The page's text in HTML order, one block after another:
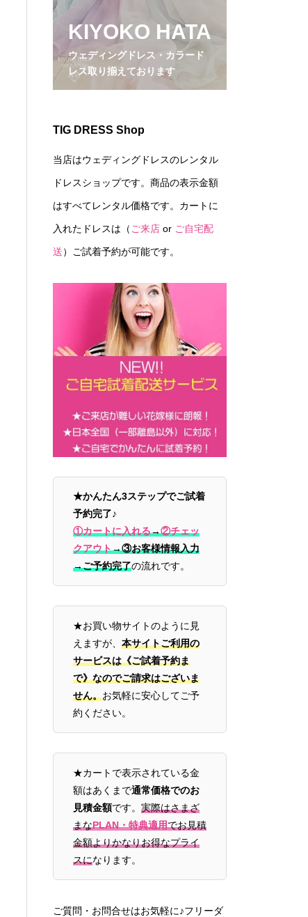
KIYOKO HATA
ウェディングドレス・カラード
レス取り揃えております
TIG DRESS Shop
当店はウェディングドレスのレンタル
ドレスショップです。商品の表示金額
はすべてレンタル価格です。カートに
入れたドレスは（ ご来店 or ご自宅配
送）ご試着予約が可能です。
★かんたん3ステップでご試着
予約完了♪
①カートに入れる→②チェッ
クアウト→③お客様情報入力
→ご予約完了の流れです。
★お買い物サイトのように見
えますが、 本サイトご利用の
サービスは《ご試着予約ま
で》なのでご請求はございま
せん。お気軽に安心してご予
約ください。
★カートで表示されている金
額はあくまで通常価格でのお
見積金額です。 実際はさまざ
まなPLAN・特典適用でお見積
金額よりかなりお得なプライ
スになります。
ご質問・お問合せはお気軽に♪フリーダ